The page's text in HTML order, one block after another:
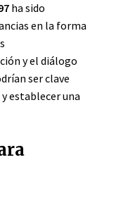
ha sido
en la forma
y el diálogo
ser clave
establecer una